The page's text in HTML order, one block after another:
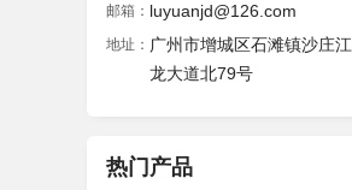
邮箱： luyuanjd@126.com
地址： 广州市增城区石滩镇沙庄江
龙大道北79号
热门产品